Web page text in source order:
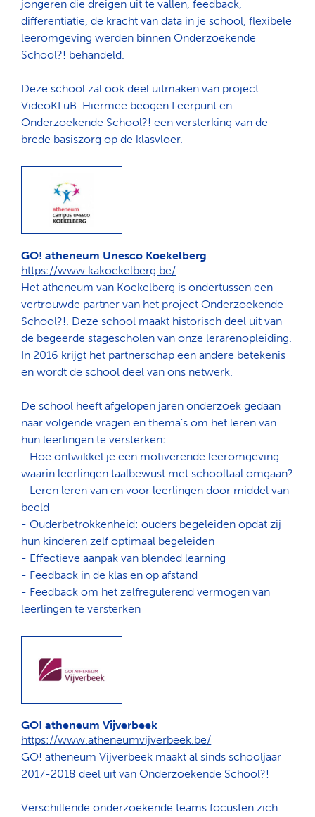
jongeren die dreigen uit te vallen, feedback,
differentiatie, de kracht van data in je school, flexibele
leeromgeving werden binnen Onderzoekende
School?! behandeld.
Deze school zal ook deel uitmaken van project
VideoKLuB. Hiermee beogen Leerpunt en
Onderzoekende School?! een versterking van de
brede basiszorg op de klasvloer.
GO! atheneum Unesco Koekelberg
https://www.kakoekelberg.be/
Het atheneum van Koekelberg is ondertussen een
vertrouwde partner van het project Onderzoekende
School?!. Deze school maakt historisch deel uit van
de begeerde stagescholen van onze lerarenopleiding.
In 2016 krijgt het partnerschap een andere betekenis
en wordt de school deel van ons netwerk.
De school heeft afgelopen jaren onderzoek gedaan
naar volgende vragen en thema's om het leren van
hun leerlingen te versterken:
- Hoe ontwikkel je een motiverende leeromgeving
waarin leerlingen taalbewust met schooltaal omgaan?
- Leren leren van en voor leerlingen door middel van
beeld
- Ouderbetrokkenheid: ouders begeleiden opdat zij
hun kinderen zelf optimaal begeleiden
- Effectieve aanpak van blended learning
- Feedback in de klas en op afstand
- Feedback om het zelfregulerend vermogen van
leerlingen te versterken
GO! atheneum Vijverbeek
https://www.atheneumvijverbeek.be/
GO! atheneum Vijverbeek maakt al sinds schooljaar
2017-2018 deel uit van Onderzoekende School?!
Verschillende onderzoekende teams focusten zich